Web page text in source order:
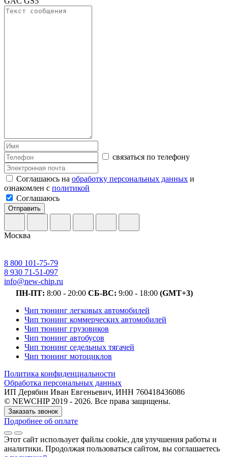
связаться по телефону
Соглашаюсь на обработку персональных данных и
ознакомлен с политикой
Соглашаюсь
Отправить
Москва
8 800 101-75-79
8 930 71-51-097
info@new-chip.ru
ПН-ПТ: 8:00 - 20:00 СБ-ВС: 9:00 - 18:00 (GMT+3)
Чип тюнинг легковых автомобилей
Чип тюнинг коммерческих автомобилей
Чип тюнинг грузовиков
Чип тюнинг автобусов
Чип тюнинг седельных тягачей
Чип тюнинг мотоциклов
Политика конфиденциальности
Обработка персональных данных
ИП Дерябин Иван Евгеньевич, ИНН 760418436086
© NEWCHIP 2019 - 2026. Все права защищены.
Заказать звонок
Подробнее об оплате
Этот сайт использует файлы cookie, для улучшения работы и
аналитики. Продолжая пользоваться сайтом, вы соглашаетесь